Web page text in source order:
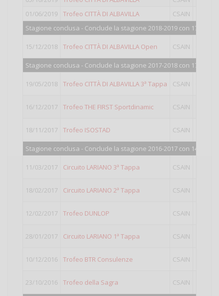
01/06/2019
Trofeo CITTÀ DI ALBAVILLA CSAIN
Stagione conclusa - Conclude la stagione 2018-2019 con 1755
15/12/2018 Trofeo CITTÀ DI ALBAVILLA Open CSAIN
Stagione conclusa - Conclude la stagione 2017-2018 con 1730
19/05/2018 Trofeo CITTÀ DI ALBAVILLA 3ª Tappa CSAIN
16/12/2017 Trofeo THE FIRST Sportdinamic CSAIN
18/11/2017 Trofeo ISOSTAD CSAIN
Stagione conclusa - Conclude la stagione 2016-2017 con 1463
11/03/2017 Circuito LARIANO 3ª Tappa CSAIN
18/02/2017 Circuito LARIANO 2ª Tappa CSAIN
12/02/2017 Trofeo DUNLOP CSAIN
28/01/2017 Circuito LARIANO 1ª Tappa CSAIN
10/12/2016 Trofeo BTR Consulenze CSAIN
23/10/2016 Trofeo della Sagra CSAIN